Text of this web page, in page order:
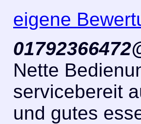
eigene
Nette
servicebereit
und gutes